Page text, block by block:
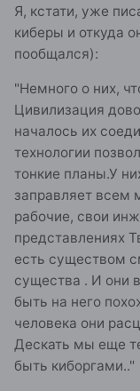
Я, кстати, уже
киберы и откуда
пообщался):
"Немного о них,
Цивилизация
началось их
технологии
тонкие планы.У
заправляет всем
рабочие, свои
представлениях
есть существом
существа . И они
быть на него
человека они
Дескать мы еще
быть киборгами.."